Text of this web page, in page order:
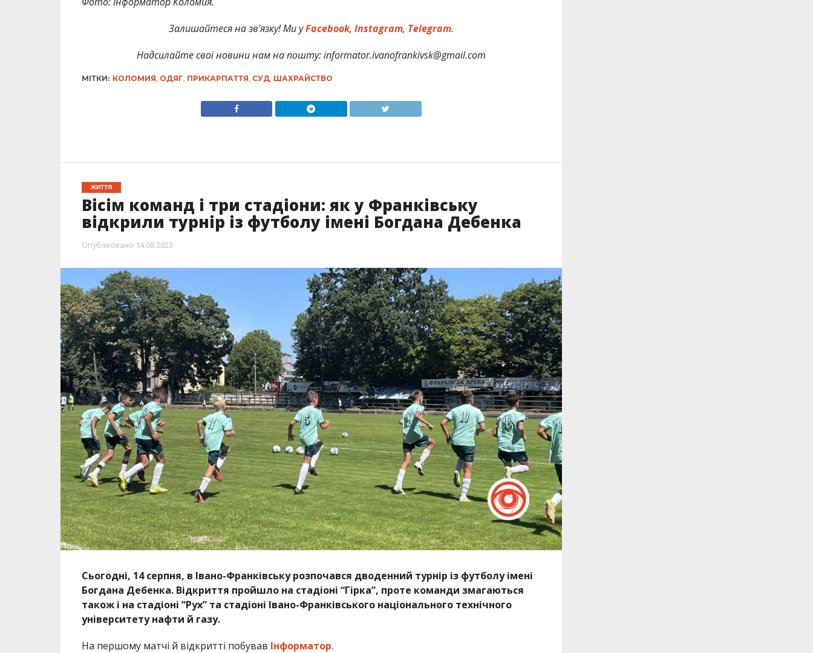
Залишайтеся на зв’язку! Ми уFacebook, Instagram, Telegram.
Надсилайте свої новини нам на пошту: informator.ivanofrankivsk@gmail.com
МІТКИ: КОЛОМИЯ, ОДЯГ, ПРИКАРПАТТЯ, СУД, ШАХРАЙСТВО
ЖИТТЯ
Вісім команд і три стадіони: як у Франківську
відкрили турнір із футболу імені Богдана Дебенка
Опубліковано 14.08.2023
Сьогодні, 14 серпня, в Івано-Франківську розпочався дводенний турнір із футболу імені
Богдана Дебенка. Відкриття пройшло на стадіоні “Гірка”, проте команди змагаються
також і на стадіоні “Рух” та стадіоні Івано-Франківського національного технічного
університету нафти й газу.
На першому матчі й відкритті побував Інформатор.